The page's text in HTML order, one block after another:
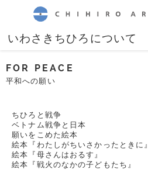
いわさきちひろについて
FOR PEACE
平和への願い
ちひろと戦争
ベトナム戦争と日本
願いをこめた絵本
絵本『わたしがちいさかったときに』
絵本『母さんはおるす』
絵本『戦火のなかの子どもたち』